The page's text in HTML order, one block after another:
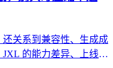
关系到兼容性、生成成
的能力差异、上线边